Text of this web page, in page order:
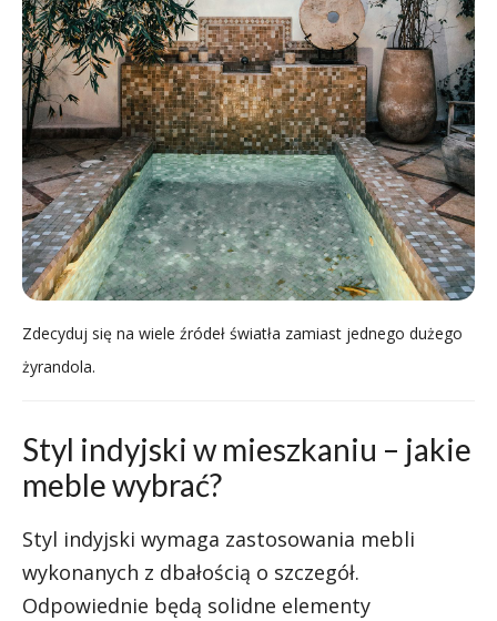
Zdecyduj się na wiele źródeł światła zamiast jednego dużego
żyrandola.
Styl indyjski w mieszkaniu – jakie
meble wybrać?
Styl indyjski wymaga zastosowania mebli
wykonanych z dbałością o szczegół.
Odpowiednie będą solidne elementy